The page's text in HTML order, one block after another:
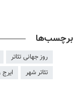
برچسب‌ها
روز جهانی تئاتر
تئاتر شهر
ایرج